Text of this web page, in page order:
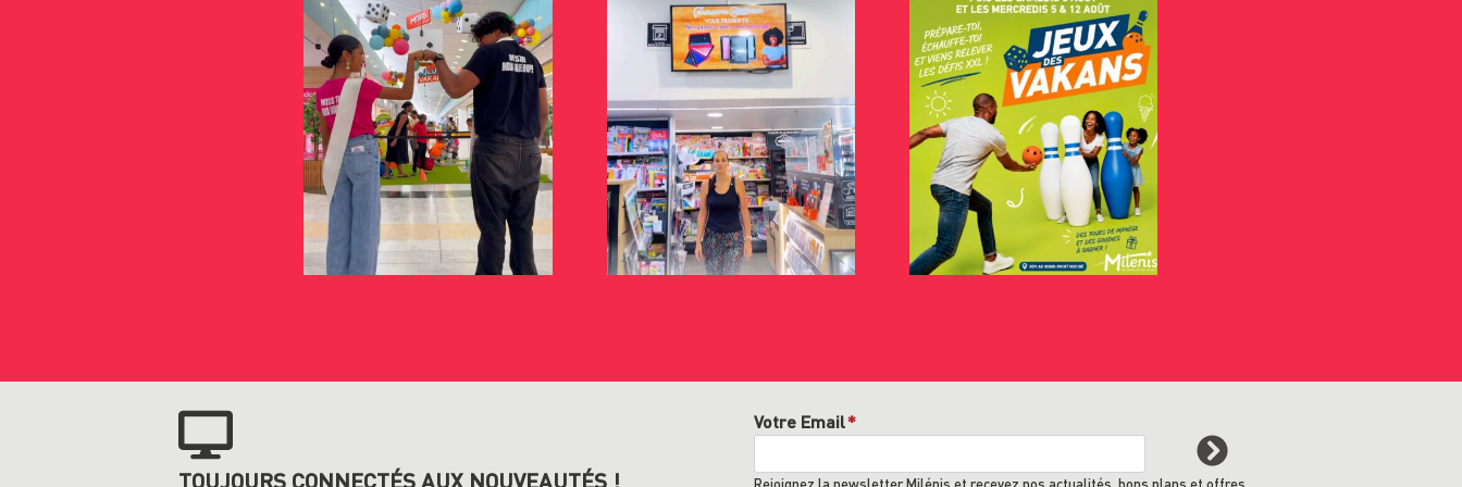
TOUJOURS CONNECTÉS AUX NOUVEAUTÉS !
Votre Email*
Rejoignez la newsletter Milénis et recevez nos actualités, bons plans et offres